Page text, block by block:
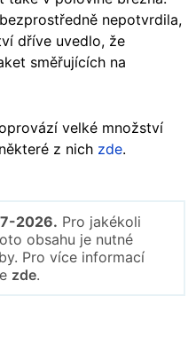
nepotvrdila,
dříve uvedlo, že
směřujících na
velké množství
z nich zde.
2026. Pro jakékoli
obsahu je nutné
Pro více informací
zde.